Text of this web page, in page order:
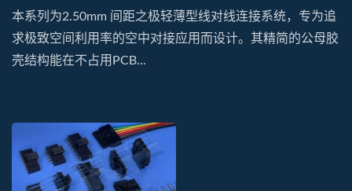
本系列为2.50mm 间距之极轻薄型线对线连接系统，专为追
求极致空间利用率的空中对接应用而设计。其精简的公母胶
壳结构能在不占用PCB...